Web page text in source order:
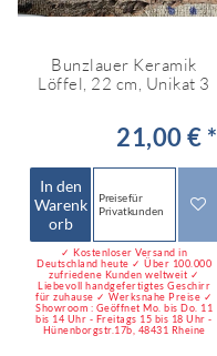
Bunzlauer Keramik
Löffel, 22 cm, Unikat 3
21,00 € *
In den
Warenk
orb
Preise für
Privatkunden
✓ Kostenloser Versand in
Deutschland heute ✓ Über 100.000
zufriedene Kunden weltweit ✓
Liebevoll handgefertigtes Geschirr
für zuhause ✓ Werksnahe Preise ✓
Showroom : Geöffnet Mo. bis Do. 11
bis 14 Uhr - Freitags 15 bis 18 Uhr -
Hünenborgstr.17b, 48431 Rheine